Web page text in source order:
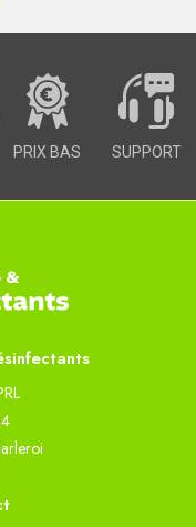
PRIX BAS SUPPORT